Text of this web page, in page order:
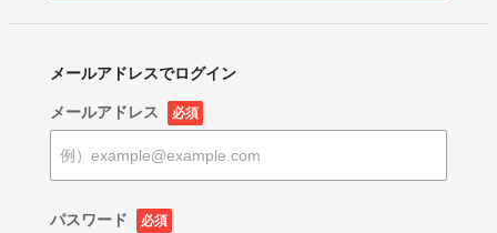
メールアドレスでログイン
メールアドレス 必須
パスワード 必須